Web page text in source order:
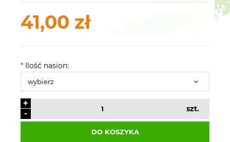
41,00 zł
* Ilość nasion:
-
+
szt.
DO KOSZYKA